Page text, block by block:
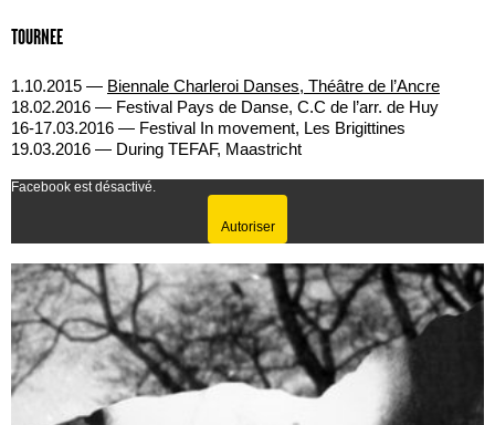
TOURNEE
1.10.2015 ― Biennale Charleroi Danses, Théâtre de l’Ancre
18.02.2016 ― Festival Pays de Danse, C.C de l’arr. de Huy
16-17.03.2016 ― Festival In movement, Les Brigittines
19.03.2016 ― During TEFAF, Maastricht
Facebook est désactivé.
Autoriser